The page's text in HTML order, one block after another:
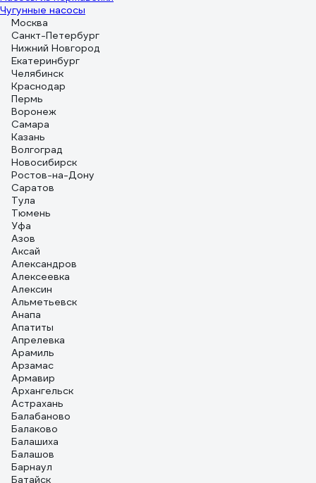
Чугунные насосы
Москва
Санкт-Петербург
Нижний Новгород
Екатеринбург
Челябинск
Краснодар
Пермь
Воронеж
Самара
Казань
Волгоград
Новосибирск
Ростов-на-Дону
Саратов
Тула
Тюмень
Уфа
Азов
Аксай
Александров
Алексеевка
Алексин
Альметьевск
Анапа
Апатиты
Апрелевка
Арамиль
Арзамас
Армавир
Архангельск
Астрахань
Балабаново
Балаково
Балашиха
Балашов
Барнаул
Батайск